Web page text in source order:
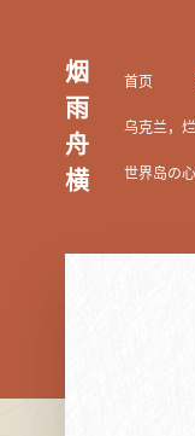
烟
雨
舟
横
首页
乌克兰，
世界岛の